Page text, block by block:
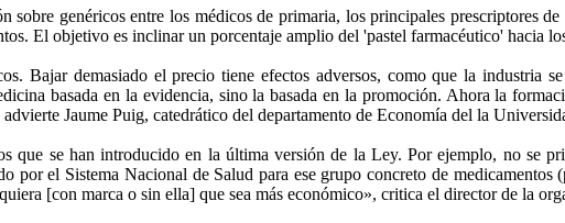
genéricos entre los médicos de primaria, los principales prescriptores
El objetivo es inclinar un porcentaje amplio del 'pastel farmacéutico' hacia
Bajar demasiado el precio tiene efectos adversos, como que la industria
basada en la evidencia, sino la basada en la promoción. Ahora la
Jaume Puig, catedrático del departamento de Economía del la
que se han introducido en la última versión de la Ley. Por ejemplo, no se
por el Sistema Nacional de Salud para ese grupo concreto de medicamentos
[con marca o sin ella] que sea más económico», critica el director de la